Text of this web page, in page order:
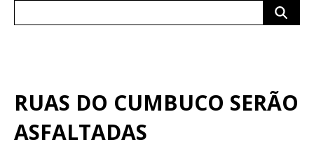
RUAS DO CUMBUCO SERÃO
ASFALTADAS